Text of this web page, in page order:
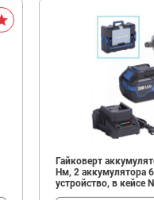
Гайковерт
Нм, 2 аккумулятора
устройство, в кейсе